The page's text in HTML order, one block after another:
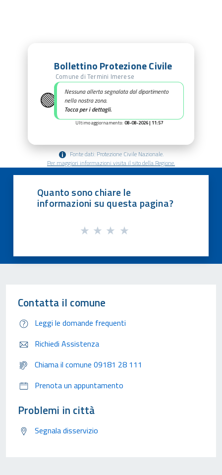
🟢
Bollettino Protezione Civile
Comune di Termini Imerese
Nessuna allerta segnalata dal dipartimento
nella nostra zona.
Tocca per i dettagli.
Ultimo aggiornamento: 08-08-2026 | 11:57
Fonte dati: Protezione Civile Nazionale.
Per maggiori informazioni visita il sito della Regione.
Quanto sono chiare le
informazioni su questa pagina?
Contatta il comune
Leggi le domande frequenti
Richiedi Assistenza
Chiama il comune 09181 28 111
Prenota un appuntamento
Problemi in città
Segnala disservizio